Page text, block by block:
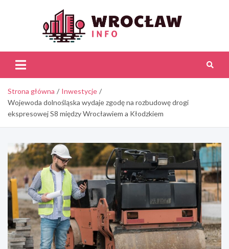
Strona główna
Inwestycje
Wojewoda dolnośląska wydaje zgodę na rozbudowę drogi
ekspresowej S8 między Wrocławiem a Kłodzkiem